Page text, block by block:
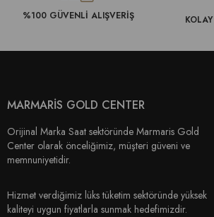
%100 GÜVENLİ ALIŞVERİŞ
MARMARİS GOLD CENTER
Orijinal Marka Saat sektöründe Marmaris Gold
Center olarak önceliğimiz, müşteri güveni ve
memnuniyetidir.
Hizmet verdiğimiz lüks tüketim sektöründe yüksek
kaliteyi uygun fiyatlarla sunmak hedefimizdir.